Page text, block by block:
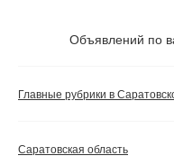
Не важно
Частные
Объявлений по
Главные рубрики в
Саратовская область